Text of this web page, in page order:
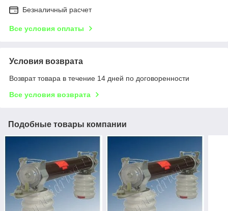
Безналичный расчет
Все условия оплаты
Условия возврата
Возврат товара в течение 14 дней по договоренности
Все условия возврата
Подобные товары компании